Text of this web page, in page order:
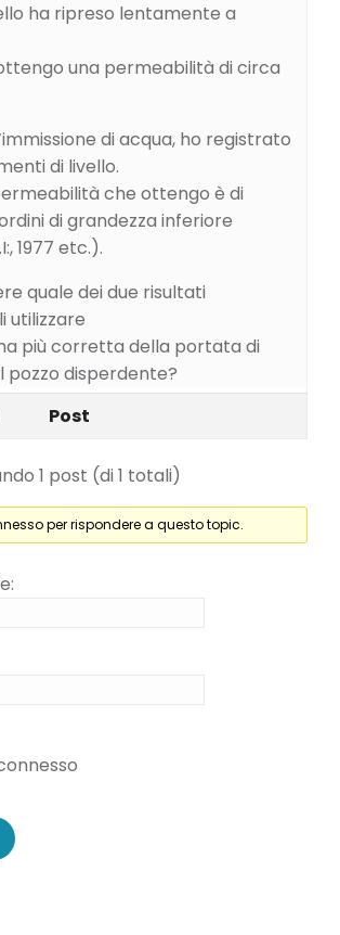
ha ripreso lentamente a
una permeabilità di circa
di acqua, ho registrato
di livello.
che ottengo è di
di grandezza inferiore
1977 etc.).
quale dei due risultati
utilizzare
più corretta della portata di
pozzo disperdente?
Post
1 post (di 1 totali)
per rispondere a questo topic.